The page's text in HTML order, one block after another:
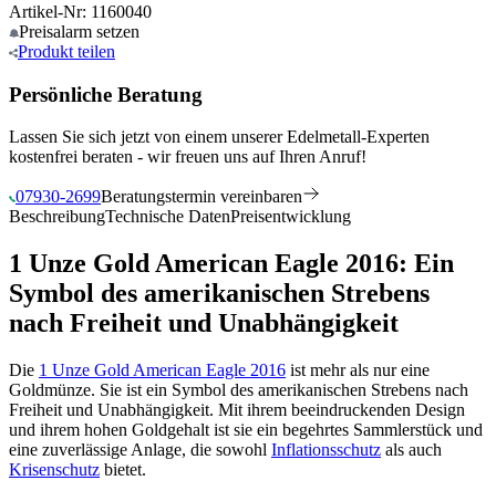
Artikel-Nr: 1160040
Preisalarm setzen
Produkt teilen
Persönliche Beratung
Lassen Sie sich jetzt von einem unserer Edelmetall-Experten
kostenfrei beraten - wir freuen uns auf Ihren Anruf!
07930-2699Beratungstermin vereinbaren
BeschreibungTechnische DatenPreisentwicklung
1 Unze Gold American Eagle 2016: Ein
Symbol des amerikanischen Strebens
nach Freiheit und Unabhängigkeit
Die 1 Unze Gold American Eagle 2016 ist mehr als nur eine
Goldmünze. Sie ist ein Symbol des amerikanischen Strebens nach
Freiheit und Unabhängigkeit. Mit ihrem beeindruckenden Design
und ihrem hohen Goldgehalt ist sie ein begehrtes Sammlerstück und
eine zuverlässige Anlage, die sowohl Inflationsschutz als auch
Krisenschutz bietet.